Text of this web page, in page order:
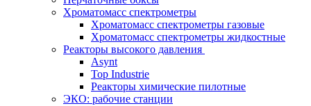
Хроматомасс спектрометры
Хроматомасс спектрометры газовые
Хроматомасс спектрометры жидкостные
Реакторы высокого давления
Asynt
Top Industrie
Реакторы химические пилотные
ЭКО: рабочие станции